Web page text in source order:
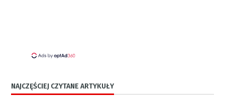
NAJCZĘŚCIEJ CZYTANE ARTYKUŁY